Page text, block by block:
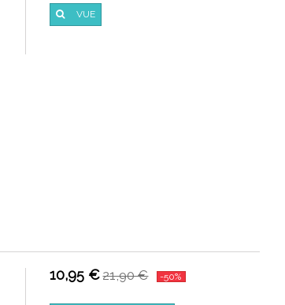
VUE
10,95 €21,90 € -50%